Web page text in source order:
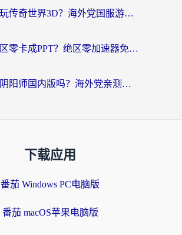
泰国怎么玩传奇世界3D？海外党国服游戏加速终极指南（附非洲欧洲热门游戏解决方案）
海外玩绝区零卡成PPT？绝区零加速器免费的推荐+实用技巧，附墨西哥玩谁是卧底美国玩和平精英攻略
国外能玩阴阳师国内版吗？海外党亲测有效的国服游戏加速指南
下载应用
番茄 Windows PC电脑版
番茄 macOS苹果电脑版